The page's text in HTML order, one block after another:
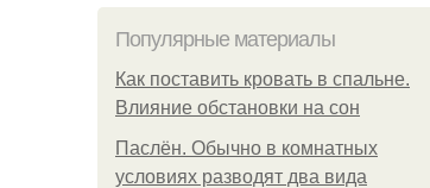
Популярные материалы
Как поставить кровать в спальне.
Влияние обстановки на сон
Паслён. Обычно в комнатных
условиях разводят два вида